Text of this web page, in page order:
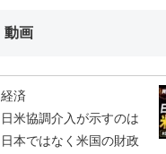
動画
経済
日米協調介入が示すのは
日本ではなく米国の財政